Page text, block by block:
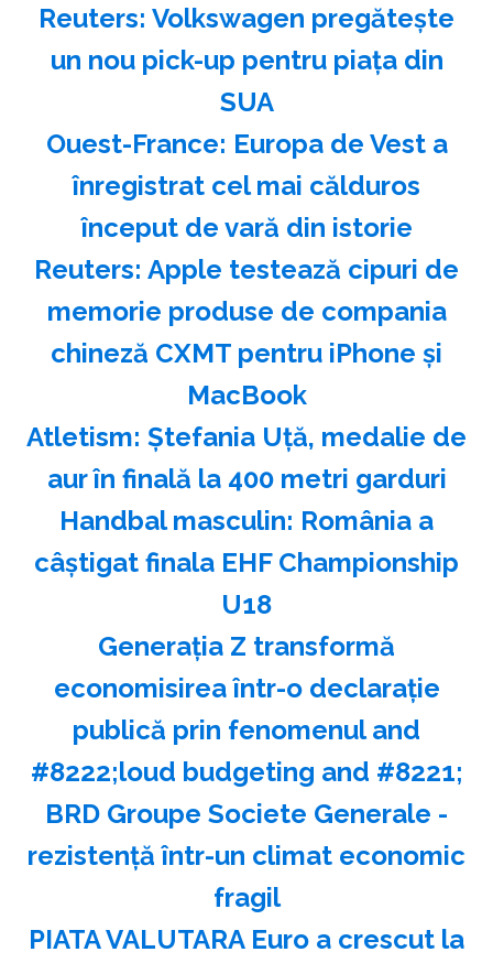
Reuters: Volkswagen pregăteşte
un nou pick-up pentru piaţa din
SUA
Ouest-France: Europa de Vest a
înregistrat cel mai călduros
început de vară din istorie
Reuters: Apple testează cipuri de
memorie produse de compania
chineză CXMT pentru iPhone şi
MacBook
Atletism: Ştefania Uţă, medalie de
aur în finală la 400 metri garduri
Handbal masculin: România a
câştigat finala EHF Championship
U18
Generaţia Z transformă
economisirea într-o declaraţie
publică prin fenomenul and
#8222;loud budgeting and #8221;
BRD Groupe Societe Generale -
rezistenţă într-un climat economic
fragil
PIATA VALUTARA Euro a crescut la